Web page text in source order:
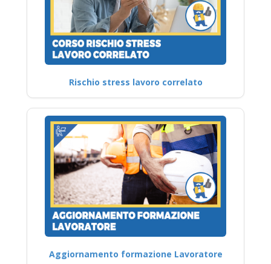
Rischio stress lavoro correlato
Aggiornamento formazione Lavoratore